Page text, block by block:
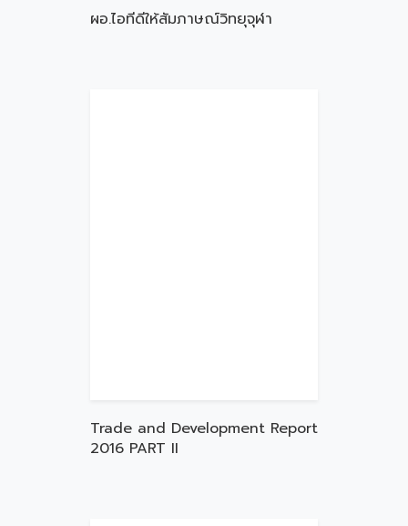
ผอ.ไอทีดีให้สัมภาษณ์วิทยุจุฬา
Trade and Development Report
2016 PART II